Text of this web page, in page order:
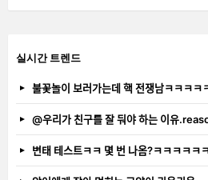
실시간 트렌드
불꽃놀이 보러가는데 핵 전쟁남ㅋㅋㅋㅋ
@우리가 친구를 잘 둬야 하는
변태 테스트ㅋㅋ 몇 번 나옴?ㅋㅋㅋ